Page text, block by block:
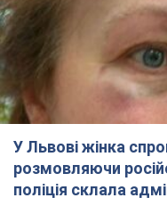
У Львові жінка
розмовляючи
поліція склала